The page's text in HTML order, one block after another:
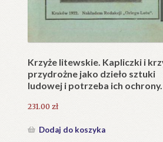
Krzyże litewskie. Kapliczki i
przydrożne jako dzieło sztuki
ludowej i potrzeba ich ochrony.
231.00zł
Dodaj do koszyka